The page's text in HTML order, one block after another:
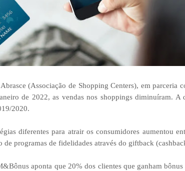
(Associação de Shopping Centers), em parceria
de 2022, as vendas nos shoppings diminuíram. A
2020.
diferentes para atrair os consumidores aumentou
de programas de fidelidades através do giftback
aponta que 20% dos clientes que ganham bônus